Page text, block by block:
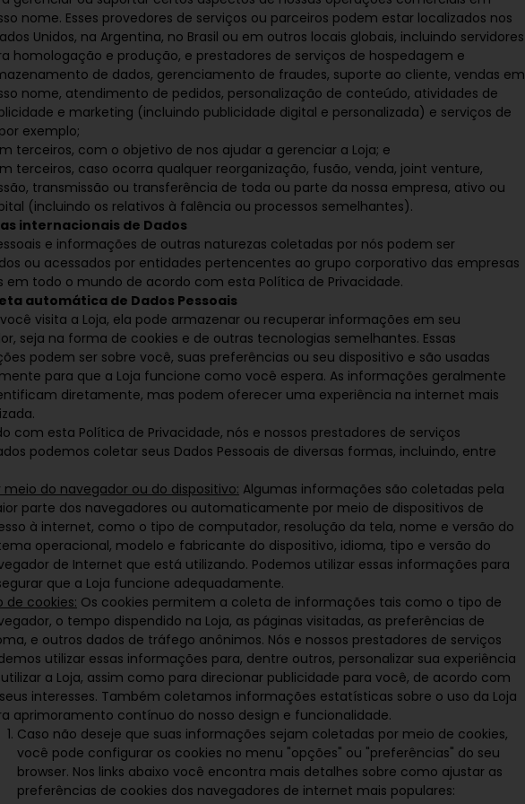
nome. Esses provedores de serviços ou parceiros podem estar localizados nos
Unidos, na Argentina, no Brasil ou em outros locais globais, incluindo servidores
homologação e produção, e prestadores de serviços de hospedagem e
de dados, gerenciamento de fraudes, suporte ao cliente, vendas em
nome, atendimento de pedidos, personalização de conteúdo, atividades de
e marketing (incluindo publicidade digital e personalizada) e serviços de
exemplo;
terceiros, com o objetivo de nos ajudar a gerenciar a Loja; e
terceiros, caso ocorra qualquer reorganização, fusão, venda, joint venture,
transmissão ou transferência de toda ou parte da nossa empresa, ativo ou
(incluindo os relativos à falência ou processos semelhantes).
internacionais de Dados
e informações de outras naturezas coletadas por nós podem ser
ou acessados por entidades pertencentes ao grupo corporativo das empresas
em todo o mundo de acordo com esta Política de Privacidade.
automática de Dados Pessoais
visita a Loja, ela pode armazenar ou recuperar informações em seu
seja na forma de cookies e de outras tecnologias semelhantes. Essas
podem ser sobre você, suas preferências ou seu dispositivo e são usadas
para que a Loja funcione como você espera. As informações geralmente
diretamente, mas podem oferecer uma experiência na internet mais
com esta Política de Privacidade, nós e nossos prestadores de serviços
podemos coletar seus Dados Pessoais de diversas formas, incluindo, entre
meio do navegador ou do dispositivo: Algumas informações são coletadas pela
parte dos navegadores ou automaticamente por meio de dispositivos de
à internet, como o tipo de computador, resolução da tela, nome e versão do
operacional, modelo e fabricante do dispositivo, idioma, tipo e versão do
de Internet que está utilizando. Podemos utilizar essas informações para
que a Loja funcione adequadamente.
de cookies: Os cookies permitem a coleta de informações tais como o tipo de
o tempo dispendido na Loja, as páginas visitadas, as preferências de
e outros dados de tráfego anônimos. Nós e nossos prestadores de serviços
utilizar essas informações para, dentre outros, personalizar sua experiência
a Loja, assim como para direcionar publicidade para você, de acordo com
interesses. Também coletamos informações estatísticas sobre o uso da Loja
aprimoramento contínuo do nosso design e funcionalidade.
Caso não deseje que suas informações sejam coletadas por meio de cookies,
você pode configurar os cookies no menu "opções" ou "preferências" do seu
browser. Nos links abaixo você encontra mais detalhes sobre como ajustar as
preferências de cookies dos navegadores de internet mais populares: